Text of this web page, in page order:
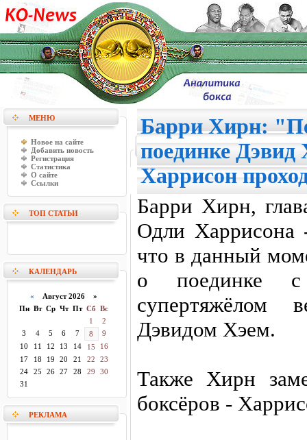
МЕНЮ
Новое на сайте
Добавить новость
Регистрация
Статистика
О сайте
Ссылки
ТОП СТАТЬИ
КАЛЕНДАРЬ
« Август 2026 »
Пн Вт Ср Чт Пт Сб Вс
1
2
3
4 5 6 7 8
9
10
11 12 13 14 15
16
17
18 19 20 21 22
23
24
25 26 27 28 29
30
31
РЕКЛАМА
Барри Хирн:
поединке
Харрисон
Барри Хирн,
Одли Харрисона
что в данный
о поединке
Дэвидом Хэем.
Также Хирн
боксёров -